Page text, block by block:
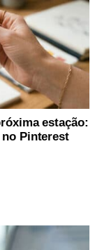
estação:
Pinterest